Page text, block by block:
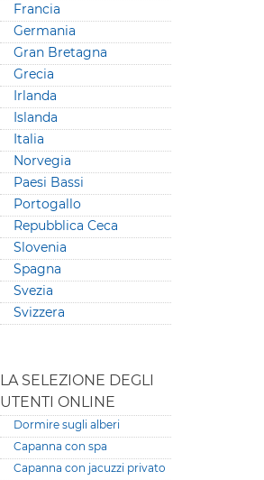
Francia
Germania
Gran Bretagna
Grecia
Irlanda
Islanda
Italia
Norvegia
Paesi Bassi
Portogallo
Repubblica Ceca
Slovenia
Spagna
Svezia
Svizzera
LA SELEZIONE DEGLI
UTENTI ONLINE
Dormire sugli alberi
Capanna con spa
Capanna con jacuzzi privato